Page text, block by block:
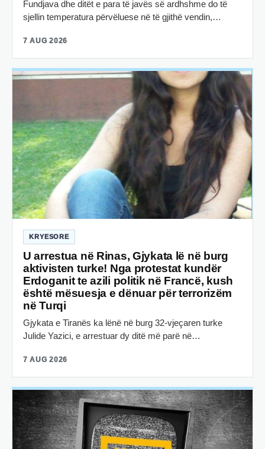
Fundjava dhe ditët e para të javës së ardhshme do të
sjellin temperatura përvëluese në të gjithë vendin,…
7 AUG 2026
KRYESORE
U arrestua në Rinas, Gjykata lë në burg
aktivisten turke! Nga protestat kundër
Erdoganit te azili politik në Francë, kush
është mësuesja e dënuar për terrorizëm
në Turqi
Gjykata e Tiranës ka lënë në burg 32-vjeçaren turke
Julide Yazici, e arrestuar dy ditë më parë në…
7 AUG 2026